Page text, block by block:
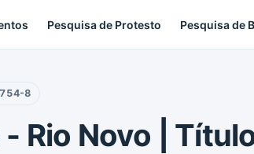
Pesquisa de Protesto Pesquisa de
8
Rio Novo |